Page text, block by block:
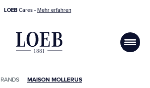
LOEB Cares - Mehr erfahren
MAISON MOLLERUS